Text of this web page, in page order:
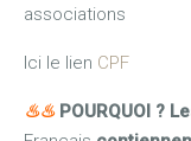
associations
Ici le lien CPF
♨♨ POURQUOI ?